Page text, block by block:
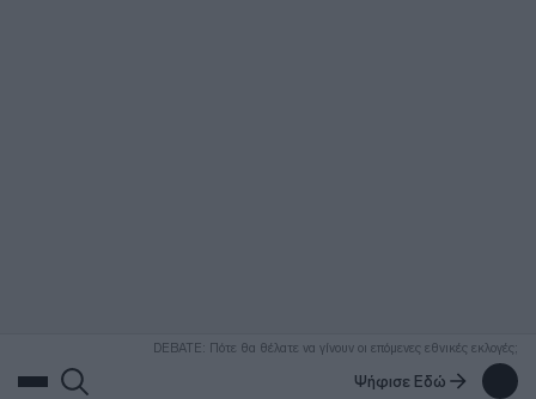
DEBATE: Πότε θα θέλατε να γίνουν οι επόμενες εθνικές εκλογές;
Ψήφισε Εδώ